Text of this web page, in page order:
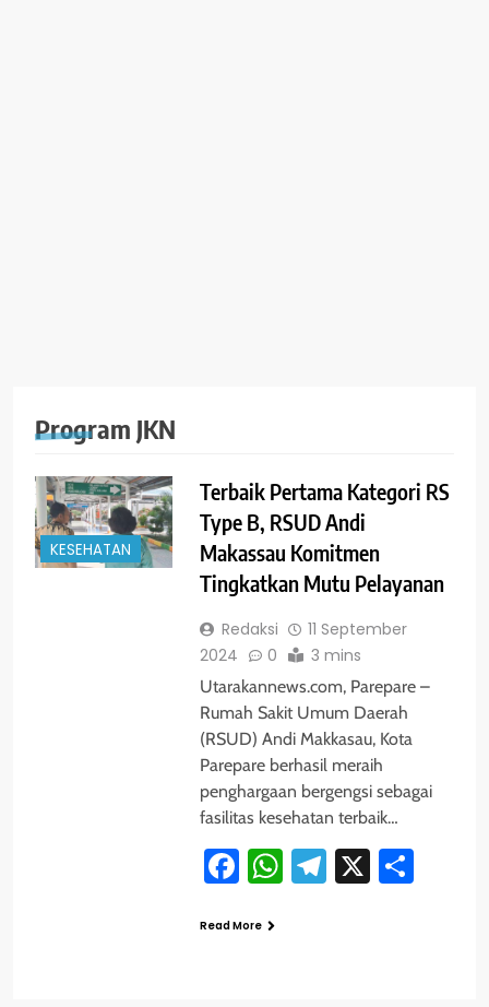
Program JKN
KESEHATAN
Terbaik Pertama Kategori RS
Type B, RSUD Andi
Makassau Komitmen
Tingkatkan Mutu Pelayanan
Redaksi
11 September
2024
0 3 mins
Utarakannews.com, Parepare –
Rumah Sakit Umum Daerah
(RSUD) Andi Makkasau, Kota
Parepare berhasil meraih
penghargaan bergengsi sebagai
fasilitas kesehatan terbaik…
Facebook
WhatsApp
Telegram
X
Read More